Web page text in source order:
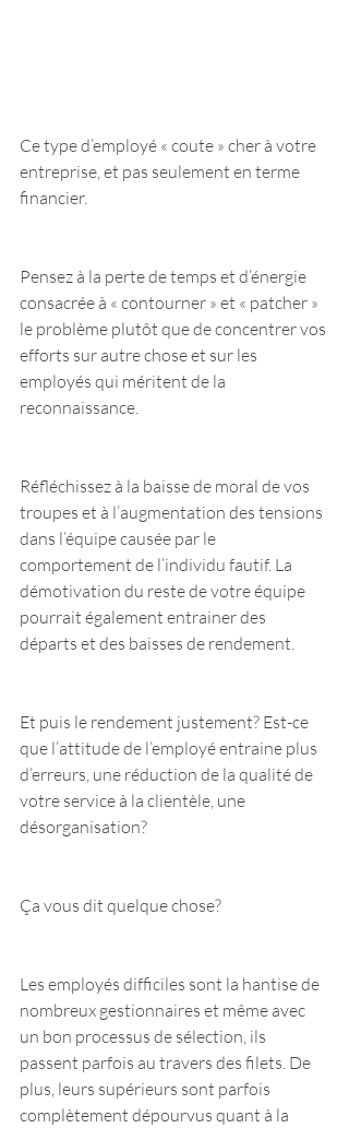
Ce type d’employé « coute » cher à votre
entreprise, et pas seulement en terme
financier.
Pensez à la perte de temps et d’énergie
consacrée à « contourner » et « patcher »
le problème plutôt que de concentrer vos
efforts sur autre chose et sur les
employés qui méritent de la
reconnaissance.
Réfléchissez à la baisse de moral de vos
troupes et à l’augmentation des tensions
dans l’équipe causée par le
comportement de l’individu fautif. La
démotivation du reste de votre équipe
pourrait également entrainer des
départs et des baisses de rendement.
Et puis le rendement justement? Est-ce
que l’attitude de l’employé entraine plus
d’erreurs, une réduction de la qualité de
votre service à la clientèle, une
désorganisation?
Ça vous dit quelque chose?
Les employés difficiles sont la hantise de
nombreux gestionnaires et même avec
un bon processus de sélection, ils
passent parfois au travers des filets. De
plus, leurs supérieurs sont parfois
complètement dépourvus quant à la